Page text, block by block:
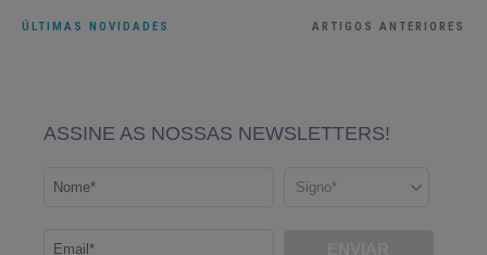
ÚLTIMAS NOVIDADES ARTIGOS ANTERIORES